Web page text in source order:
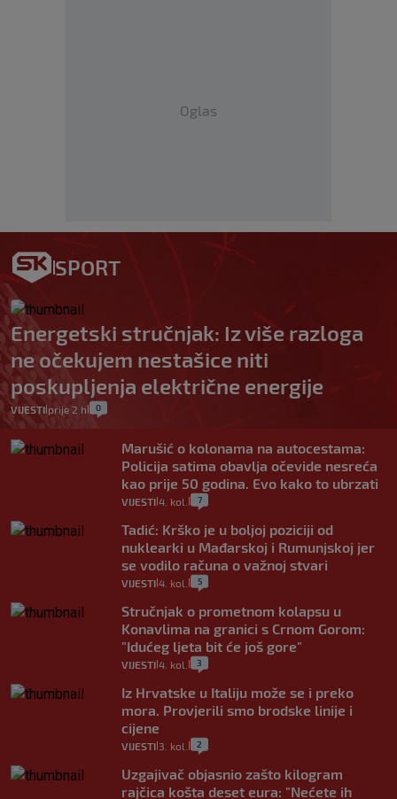
Oglas
SPORT
Energetski stručnjak: Iz više razloga
ne očekujem nestašice niti
poskupljenja električne energije
VIJESTI| prije 2 h 0
Marušić o kolonama na autocestama:
Policija satima obavlja očevide nesreća
kao prije 50 godina. Evo kako to ubrzati
VIJESTI 4. kol. 7
Tadić: Krško je u boljoj poziciji od
nuklearki u Mađarskoj i Rumunjskoj jer
se vodilo računa o važnoj stvari
VIJESTI 4. kol. 5
Stručnjak o prometnom kolapsu u
Konavlima na granici s Crnom Gorom:
"Idućeg ljeta bit će još gore"
VIJESTI 4. kol. 3
Iz Hrvatske u Italiju može se i preko
mora. Provjerili smo brodske linije i
cijene
VIJESTI 3. kol. 2
Uzgajivač objasnio zašto kilogram
rajčica košta deset eura: "Nećete ih